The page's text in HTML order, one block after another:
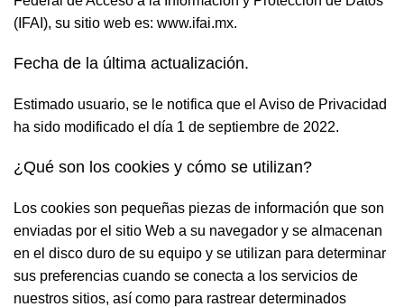
(IFAI), su sitio web es: www.ifai.mx.
Fecha de la última actualización.
Estimado usuario, se le notifica que el Aviso de Privacidad
ha sido modificado el día 1 de septiembre de 2022.
¿Qué son los cookies y cómo se utilizan?
Los cookies son pequeñas piezas de información que son
enviadas por el sitio Web a su navegador y se almacenan
en el disco duro de su equipo y se utilizan para determinar
sus preferencias cuando se conecta a los servicios de
nuestros sitios, así como para rastrear determinados